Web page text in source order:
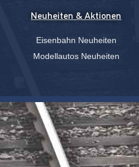
Neuheiten & Aktionen
Eisenbahn Neuheiten
Modellautos Neuheiten